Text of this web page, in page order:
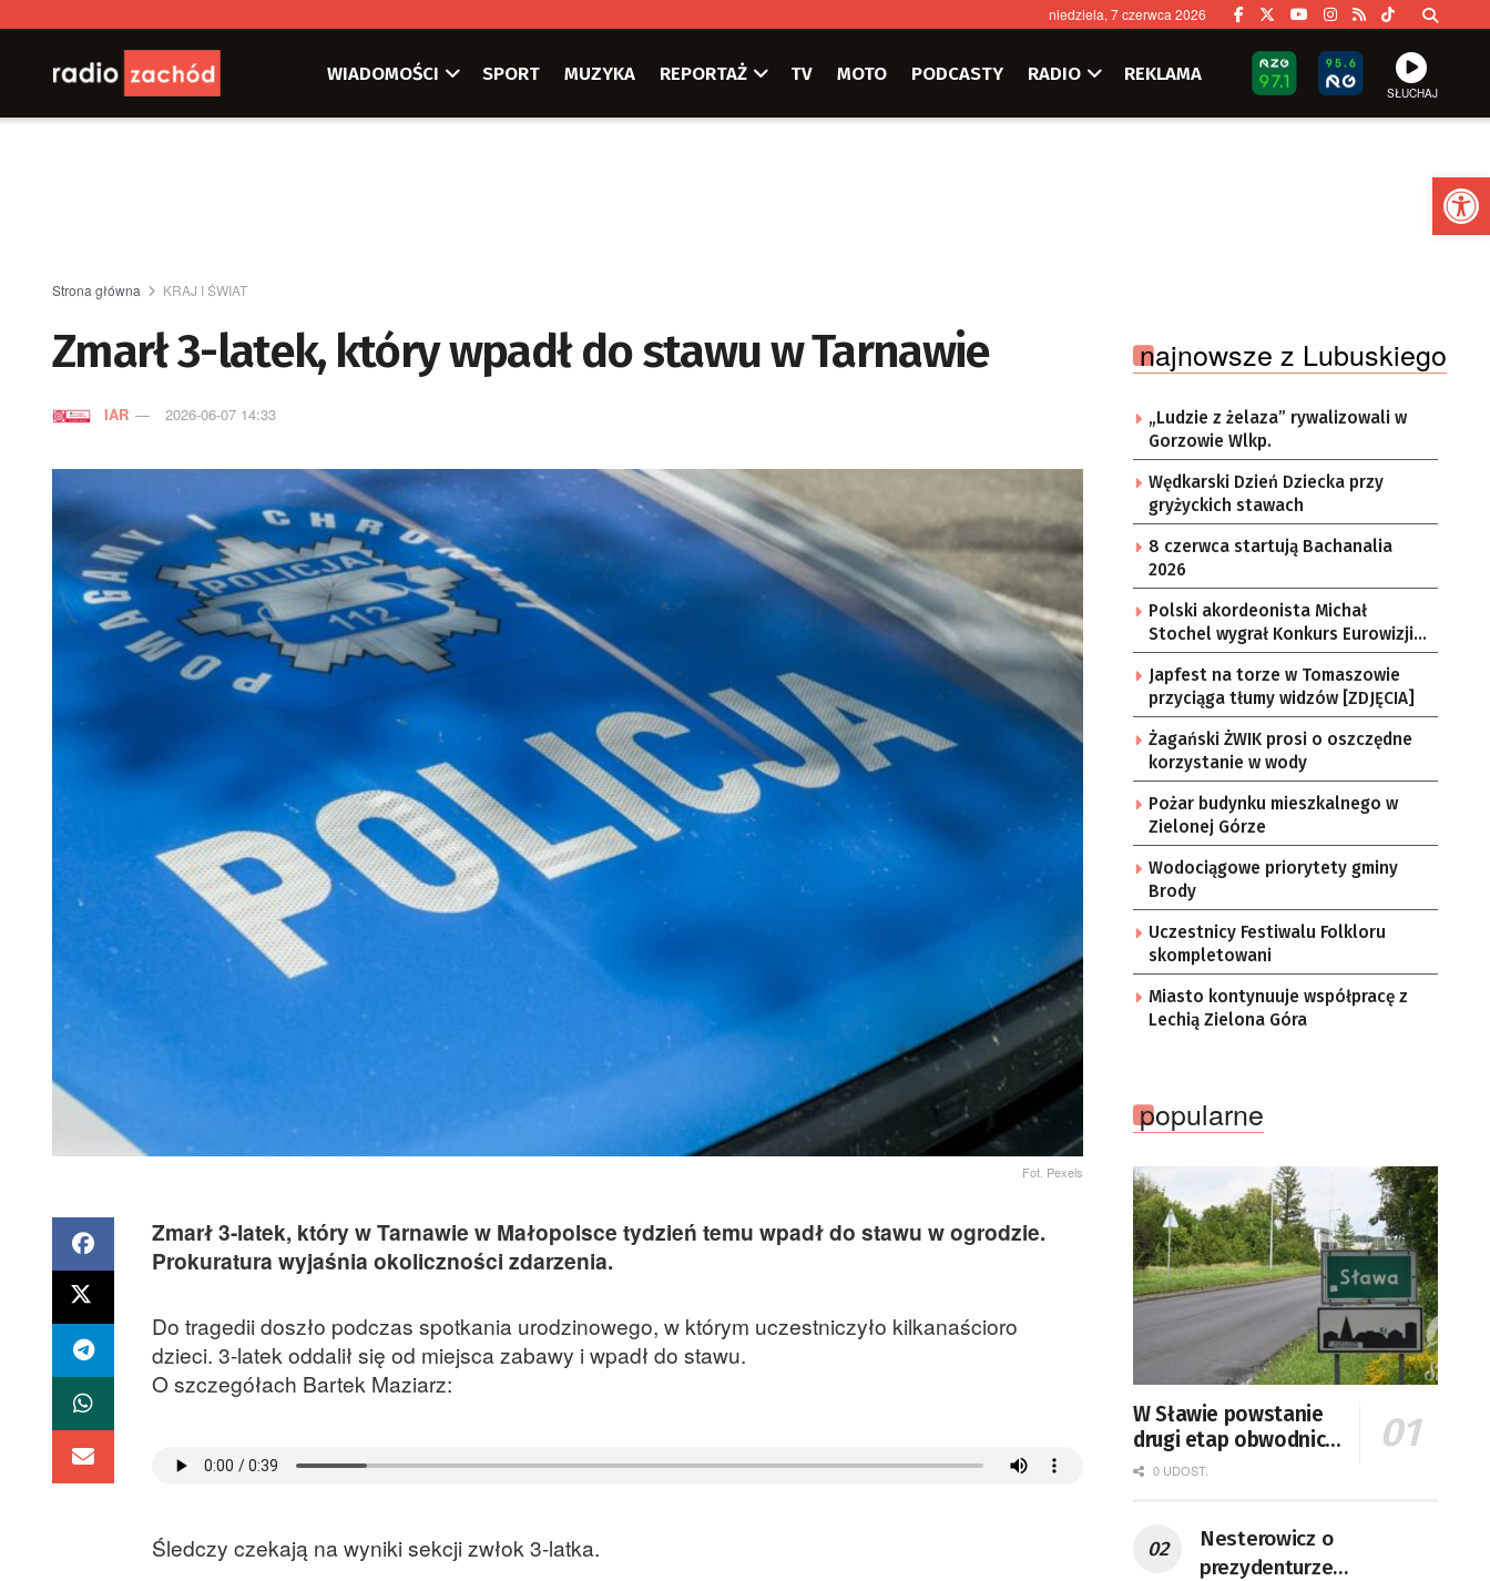
niedziela, 7 czerwca 2026
WIADOMOŚCI SPORT MUZYKA REPORTAŻ TV MOTO PODCASTY RADIO REKLAMA
SŁUCHAJ
Strona główna KRAJ I ŚWIAT
Zmarł 3-latek, który wpadł do stawu w Tarnawie
IAR 2026-06-07 14:33
Fot. Pexels
Zmarł 3-latek, który w Tarnawie w Małopolsce tydzień temu wpadł do stawu w ogrodzie.
Prokuratura wyjaśnia okoliczności zdarzenia.
Do tragedii doszło podczas spotkania urodzinowego, w którym uczestniczyło kilkanaścioro
dzieci. 3-latek oddalił się od miejsca zabawy i wpadł do stawu.
O szczegółach Bartek Maziarz:
Śledczy czekają na wyniki sekcji zwłok 3-latka.
najnowsze z Lubuskiego
„Ludzie z żelaza” rywalizowali w
Gorzowie Wlkp.
Wędkarski Dzień Dziecka przy
gryżyckich stawach
8 czerwca startują Bachanalia
2026
Polski akordeonista Michał
Stochel wygrał Konkurs Eurowizji
dla Młodych Muzyków
Japfest na torze w Tomaszowie
przyciąga tłumy widzów [ZDJĘCIA]
Żagański ŻWIK prosi o oszczędne
korzystanie w wody
Pożar budynku mieszkalnego w
Zielonej Górze
Wodociągowe priorytety gminy
Brody
Uczestnicy Festiwalu Folkloru
skompletowani
Miasto kontynuuje współpracę z
Lechią Zielona Góra
popularne
W Sławie powstanie
drugi etap obwodnicy
z drogami do miasta
0 UDOST.
Nesterowicz o
prezydenturze